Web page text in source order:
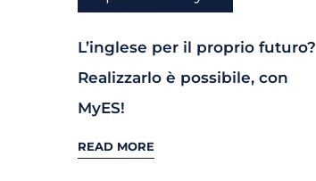
L’inglese per il proprio futuro?
Realizzarlo è possibile, con
MyES!
READ MORE